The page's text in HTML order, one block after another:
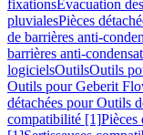
fixationsEvacuation
pluvialesPièces
de barrières anti-
barrières anti-
logicielsOutilsOutils
Outils pour Geberit
détachées pour Outils
compatibilité [1]Pièces